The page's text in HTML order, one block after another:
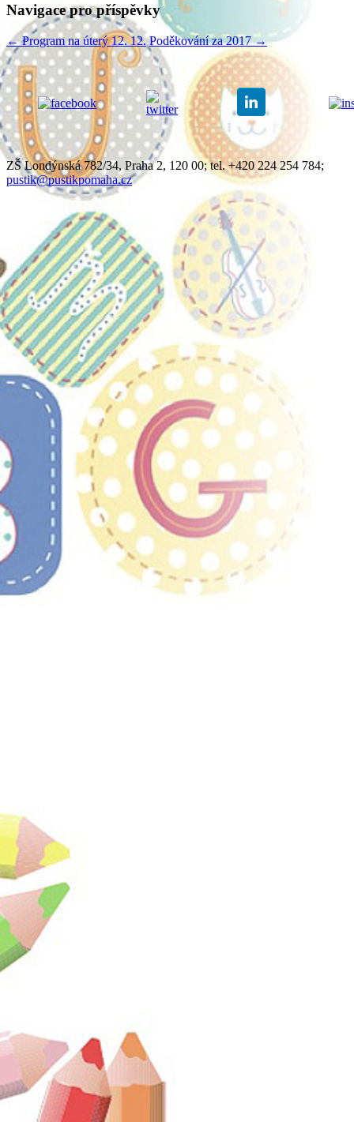
Navigace pro příspěvky
←Program na úterý 12. 12. Poděkování za 2017→
ZŠ Londýnská 782/34, Praha 2, 120 00; tel. +420 224 254 784;
pustik@pustikpomaha.cz